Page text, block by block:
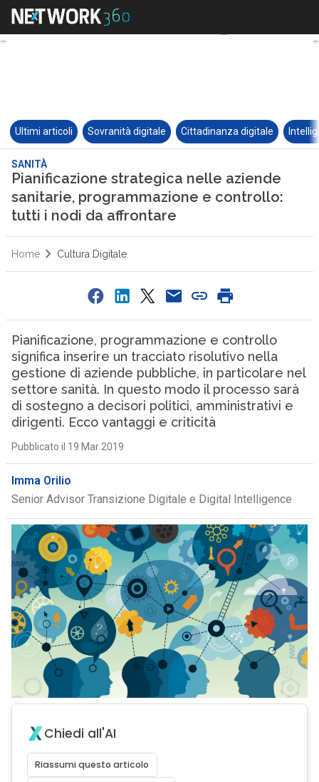
Ultimi articoli Sovranità digitale Cittadinanza digitale
SANITÀ
Pianificazione strategica nelle aziende
sanitarie, programmazione e controllo:
tutti i nodi da affrontare
Home Cultura Digitale
Pianificazione, programmazione e controllo
significa inserire un tracciato risolutivo nella
gestione di aziende pubbliche, in particolare nel
settore sanità. In questo modo il processo sarà
di sostegno a decisori politici, amministrativi e
dirigenti. Ecco vantaggi e criticità
Pubblicato il 19 Mar 2019
Imma Orilio
Senior Advisor Transizione Digitale e Digital Intelligence
Chiedi all'AI
Riassumi questo articolo